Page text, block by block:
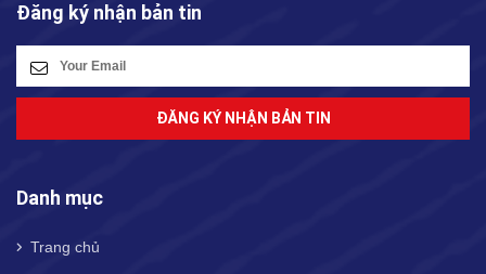
Đăng ký nhận bản tin
ĐĂNG KÝ NHẬN BẢN TIN
Danh mục
Trang chủ